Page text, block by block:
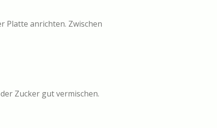
Platte anrichten. Zwischen
Zucker gut vermischen.